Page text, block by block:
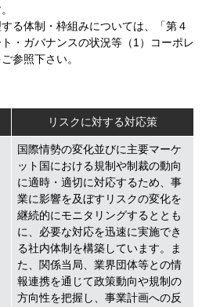
る体制・枠組みについては、「第４
・ガバナンスの状況等（1）コーポレ
参照下さい。
リスクに対する対応策
国際情勢の変化並びに主要マーケ
ット国における規制や制裁の動向
に適時・適切に対応するため、事
業に影響を及ぼすリスクの変化を
継続的にモニタリングするととも
に、必要な対応を迅速に実施でき
る社内体制を構築しています。ま
た、関係当局、業界団体等との情
報連携を通じて政策動向や規制の
方向性を把握し、事業計画への反